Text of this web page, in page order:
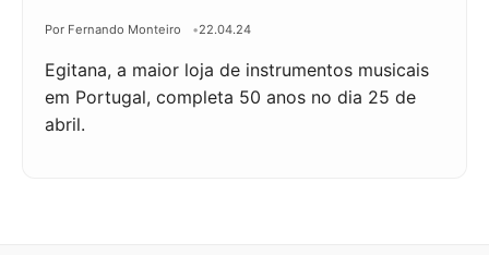
Por Fernando Monteiro 22.04.24
Egitana, a maior loja de instrumentos musicais
em Portugal, completa 50 anos no dia 25 de
abril.